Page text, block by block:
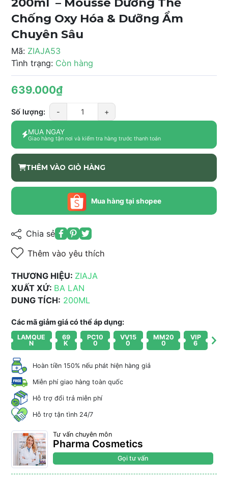
Chống Oxy Hóa & Dưỡng Ẩm
Chuyên Sâu
Mã: ZIAJA53
Tình trạng: Còn hàng
639.000₫
Số lượng: - +
MUA NGAY
Giao hàng tận nơi và kiểm tra hàng trước thanh toán
THÊM VÀO GIỎ HÀNG
Mua hàng tại shopee
Chia sẻ
Thêm vào yêu thích
THƯƠNG HIỆU: ZIAJA
XUẤT XỨ: BA LAN
DUNG TÍCH: 200ML
Các mã giảm giá có thể áp dụng:
LAMQUE
N
69
K
PC10
0
VV15
0
MM20
0
VIP
6
Hoàn tiền 150% nếu phát hiện hàng giả
Miễn phí giao hàng toàn quốc
Hỗ trợ đổi trả miễn phí
Hỗ trợ tận tình 24/7
Tư vấn chuyên môn
Pharma Cosmetics
Gọi tư vấn